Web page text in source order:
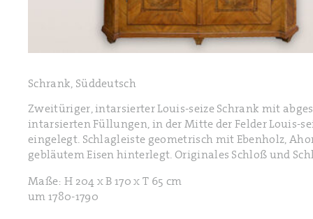
Schrank, Süddeutsch
Zweitüriger, intarsierter Louis-seize Schrank mit
intarsierten Füllungen, in der Mitte der Felder Louis-
eingelegt. Schlagleiste geometrisch mit Ebenholz,
gebläutem Eisen hinterlegt. Originales Schloß und
Maße: H 204 x B 170 x T 65 cm
um 1780-1790